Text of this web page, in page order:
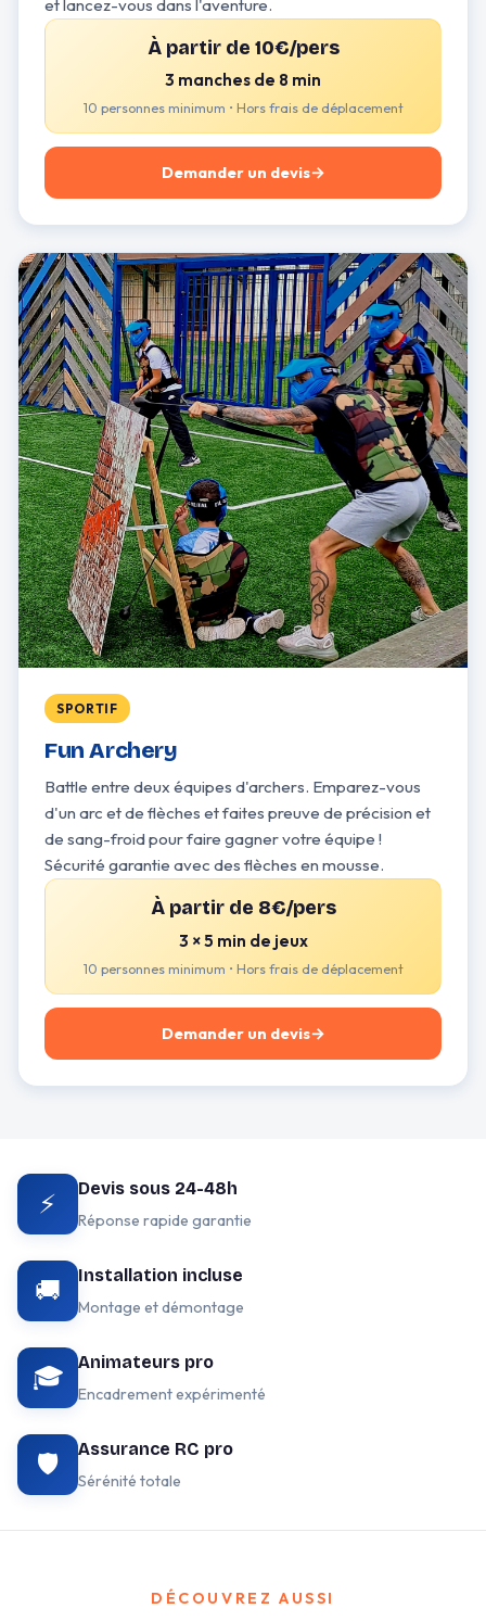
et lancez-vous dans l'aventure.
À partir de 10€/pers
3 manches de 8 min
10 personnes minimum • Hors frais de déplacement
Demander un devis→
SPORTIF
Fun Archery
Battle entre deux équipes d'archers. Emparez-vous
d'un arc et de flèches et faites preuve de précision et
de sang-froid pour faire gagner votre équipe !
Sécurité garantie avec des flèches en mousse.
À partir de 8€/pers
3 × 5 min de jeux
10 personnes minimum • Hors frais de déplacement
Demander un devis→
⚡ Devis sous 24-48h
Réponse rapide garantie
🚚 Installation incluse
Montage et démontage
🎓 Animateurs pro
Encadrement expérimenté
🛡️ Assurance RC pro
Sérénité totale
DÉCOUVREZ AUSSI